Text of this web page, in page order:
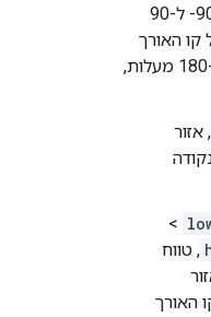
הרוחב צריכים להיות בין 90- ל-90
האורך
צריכים להיות בין 180- ל-180 מעלות,
>